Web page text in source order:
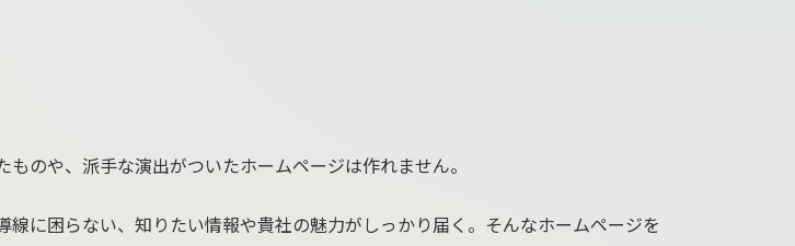
のや、派手な演出がついたホームページは作れません。
に困らない、知りたい情報や貴社の魅力がしっかり届く。そんなホームページを